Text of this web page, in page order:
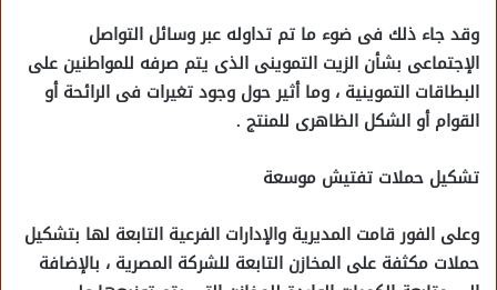
وقد جاء ذلك فى ضوء ما تم تداوله عبر وسائل التواصل
الإجتماعى بشأن الزيت التموينى الذى يتم صرفه للمواطنين على
البطاقات التموينية ، وما أثير حول وجود تغيرات فى الرائحة أو
القوام أو الشكل الظاهرى للمنتج .
تشكيل حملات تفتيش موسعة
وعلى الفور قامت المديرية والإدارات الفرعية التابعة لها بتشكيل
حملات مكثفة على المخازن التابعة للشركة المصرية ، بالإضافة